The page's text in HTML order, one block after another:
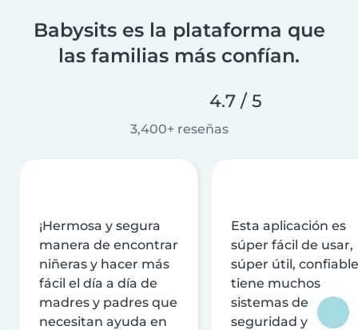
Babysits es la plataforma que
las familias más confían.
4.7 / 5
3,400+ reseñas
¡Hermosa y segura
manera de encontrar
niñeras y hacer más
fácil el día a día de
madres y padres que
necesitan ayuda en
Esta aplicación es
súper fácil de usar,
súper útil,
tiene muchos
sistemas de
seguridad y